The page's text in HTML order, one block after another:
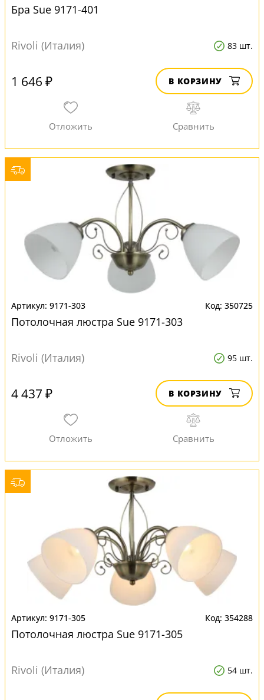
Бра Sue 9171-401
Rivoli (Италия) 83 шт.
1 646 ₽ В КОРЗИНУ
9171-303 350725
Потолочная люстра Sue 9171-303
Rivoli (Италия) 95 шт.
4 437 ₽ В КОРЗИНУ
9171-305 354288
Потолочная люстра Sue 9171-305
Rivoli (Италия) 54 шт.